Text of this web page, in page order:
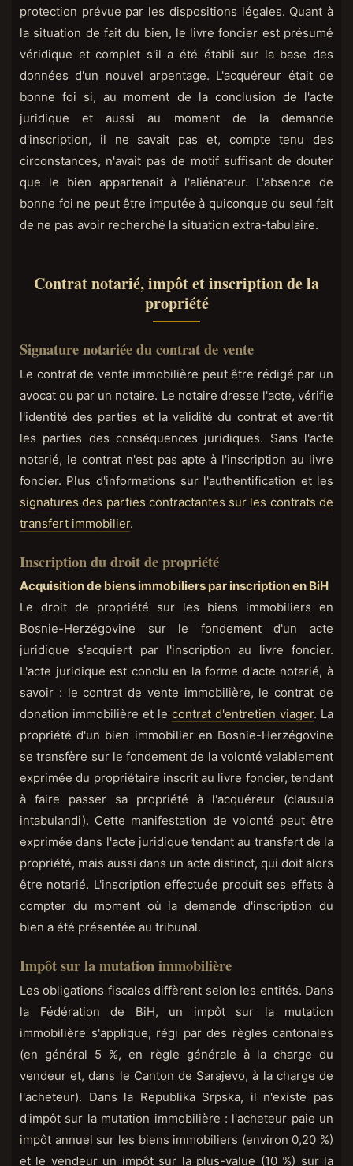
protection prévue par les dispositions légales. Quant à
la situation de fait du bien, le livre foncier est présumé
véridique et complet s'il a été établi sur la base des
données d'un nouvel arpentage. L'acquéreur était de
bonne foi si, au moment de la conclusion de l'acte
juridique et aussi au moment de la demande
d'inscription, il ne savait pas et, compte tenu des
circonstances, n'avait pas de motif suffisant de douter
que le bien appartenait à l'aliénateur. L'absence de
bonne foi ne peut être imputée à quiconque du seul fait
de ne pas avoir recherché la situation extra-tabulaire.
Contrat notarié, impôt et inscription de la
propriété
Signature notariée du contrat de vente
Le contrat de vente immobilière peut être rédigé par un
avocat ou par un notaire. Le notaire dresse l'acte, vérifie
l'identité des parties et la validité du contrat et avertit
les parties des conséquences juridiques. Sans l'acte
notarié, le contrat n'est pas apte à l'inscription au livre
foncier. Plus d'informations sur l'authentification et les
signatures des parties contractantes sur les contrats de
transfert immobilier.
Inscription du droit de propriété
Acquisition de biens immobiliers par inscription en BiH
Le droit de propriété sur les biens immobiliers en
Bosnie-Herzégovine sur le fondement d'un acte
juridique s'acquiert par l'inscription au livre foncier.
L'acte juridique est conclu en la forme d'acte notarié, à
savoir : le contrat de vente immobilière, le contrat de
donation immobilière et le contrat d'entretien viager. La
propriété d'un bien immobilier en Bosnie-Herzégovine
se transfère sur le fondement de la volonté valablement
exprimée du propriétaire inscrit au livre foncier, tendant
à faire passer sa propriété à l'acquéreur (clausula
intabulandi). Cette manifestation de volonté peut être
exprimée dans l'acte juridique tendant au transfert de la
propriété, mais aussi dans un acte distinct, qui doit alors
être notarié. L'inscription effectuée produit ses effets à
compter du moment où la demande d'inscription du
bien a été présentée au tribunal.
Impôt sur la mutation immobilière
Les obligations fiscales diffèrent selon les entités. Dans
la Fédération de BiH, un impôt sur la mutation
immobilière s'applique, régi par des règles cantonales
(en général 5 %, en règle générale à la charge du
vendeur et, dans le Canton de Sarajevo, à la charge de
l'acheteur). Dans la Republika Srpska, il n'existe pas
d'impôt sur la mutation immobilière : l'acheteur paie un
impôt annuel sur les biens immobiliers (environ 0,20 %)
et le vendeur un impôt sur la plus-value (10 %) sur la